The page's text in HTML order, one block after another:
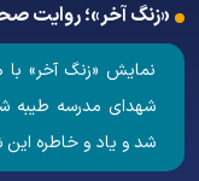
«زنگ آخر»؛ روایت
نمایش «زنگ آخر» با
شهدای مدرسه طیبه
شد و یاد و خاطره این